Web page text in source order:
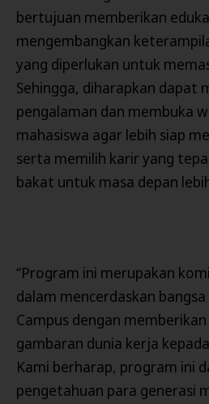
bertujuan memberikan
mengembangkan
yang diperlukan untuk
Sehingga, diharapkan dapat
pengalaman dan membuka
mahasiswa agar lebih siap
serta memilih karir yang
bakat untuk masa depan
“Program ini merupakan
dalam mencerdaskan
Campus dengan
gambaran dunia kerja
Kami berharap, program ini
pengetahuan para generasi